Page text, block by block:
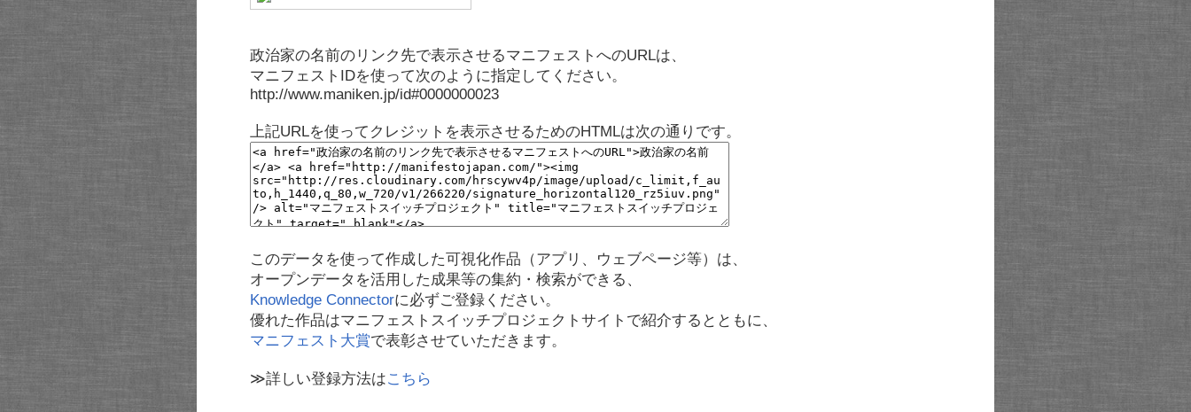
政治家の名前のリンク先で表示させるマニフェストへのURLは、
マニフェストIDを使って次のように指定してください。
http://www.maniken.jp/id#0000000023
上記URLを使ってクレジットを表示させるためのHTMLは次の通りです。
このデータを使って作成した可視化作品（アプリ、ウェブページ等）は、
オープンデータを活用した成果等の集約・検索ができる、
Knowledge Connectorに必ずご登録ください。
優れた作品はマニフェストスイッチプロジェクトサイトで紹介するとともに、
マニフェスト大賞で表彰させていただきます。
≫詳しい登録方法はこちら